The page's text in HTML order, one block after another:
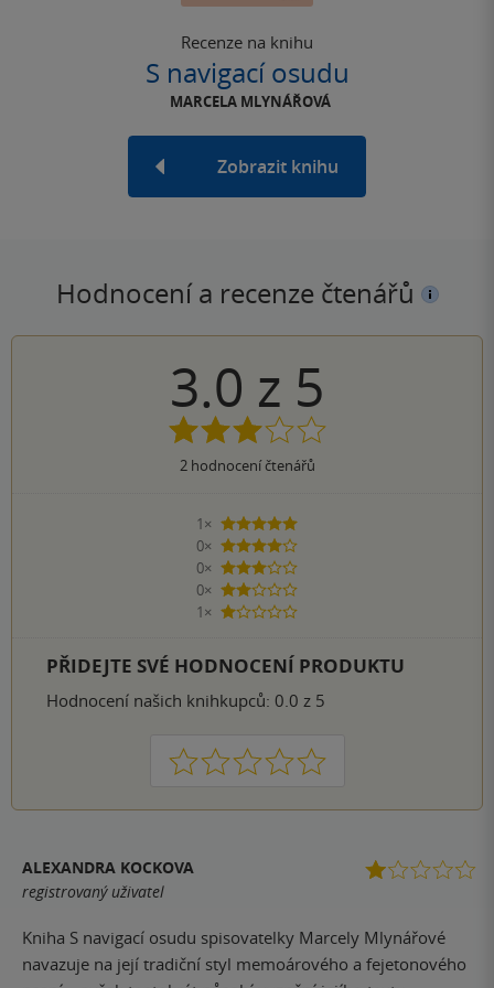
Recenze na knihu
S navigací osudu
MARCELA MLYNÁŘOVÁ
Zobrazit knihu
Hodnocení a recenze čtenářů
3.0 z 5
2hodnocení čtenářů
1×
5 hvězdiček
0×
4 hvězdičky
0×
3 hvězdičky
0×
2 hvězdičky
1×
1 hvezdička
PŘIDEJTE SVÉ HODNOCENÍ PRODUKTU
Hodnocení našich knihkupců: 0.0 z 5
1 2 3 4 5
ALEXANDRA KOCKOVA
registrovaný uživatel
Kniha S navigací osudu spisovatelky Marcely Mlynářové
navazuje na její tradiční styl memoárového a fejetonového